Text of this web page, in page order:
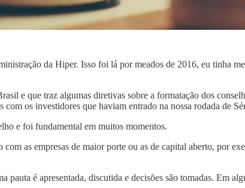
da Hiper. Isso foi lá por meados de 2016, eu tinha
e que traz algumas diretivas sobre a formatação dos
os investidores que haviam entrado na nossa rodada de
e foi fundamental em muitos momentos.
as empresas de maior porte ou as de capital aberto, por
é apresentada, discutida e decisões são tomadas. Em